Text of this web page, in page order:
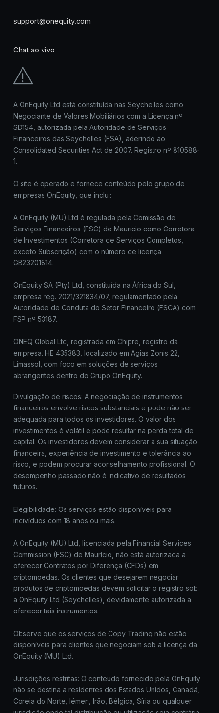
support@onequity.com
Chat ao vivo
A OnEquity Ltd está constituída nas Seychelles como
Negociante de Valores Mobiliários com a Licença nº
SD154, autorizada pela Autoridade de Serviços
Financeiros das Seychelles (FSA), aderindo ao
Consolidated Securities Act de 2007. Registro nº 810588-
1.
O site é operado e fornece conteúdo pelo grupo de
empresas OnEquity, que inclui:
A OnEquity (MU) Ltd é regulada pela Comissão de
Serviços Financeiros (FSC) de Maurício como Corretora
de Investimentos (Corretora de Serviços Completos,
exceto Subscrição) com o número de licença
GB23201814.
OnEquity SA (Pty) Ltd, constituída na África do Sul,
empresa reg. 2021/321834/07, regulamentado pela
Autoridade de Conduta do Setor Financeiro (FSCA) com
FSP nº 53187.
ONEQ Global Ltd, registrada em Chipre, registro da
empresa. HE 435383, localizado em Agias Zonis 22,
Limassol, com foco em soluções de serviços
abrangentes dentro do Grupo OnEquity.
Divulgação de riscos: A negociação de instrumentos
financeiros envolve riscos substanciais e pode não ser
adequada para todos os investidores. O valor dos
investimentos é volátil e pode resultar na perda total de
capital. Os investidores devem considerar a sua situação
financeira, experiência de investimento e tolerância ao
risco, e podem procurar aconselhamento profissional. O
desempenho passado não é indicativo de resultados
futuros.
Elegibilidade: Os serviços estão disponíveis para
indivíduos com 18 anos ou mais.
A OnEquity (MU) Ltd, licenciada pela Financial Services
Commission (FSC) de Maurício, não está autorizada a
oferecer Contratos por Diferença (CFDs) em
criptomoedas. Os clientes que desejarem negociar
produtos de criptomoedas devem solicitar o registro sob
a OnEquity Ltd (Seychelles), devidamente autorizada a
oferecer tais instrumentos.
Observe que os serviços de Copy Trading não estão
disponíveis para clientes que negociam sob a licença da
OnEquity (MU) Ltd.
Jurisdições restritas: O conteúdo fornecido pela OnEquity
não se destina a residentes dos Estados Unidos, Canadá,
Coreia do Norte, Iémen, Irão, Bélgica, Síria ou qualquer